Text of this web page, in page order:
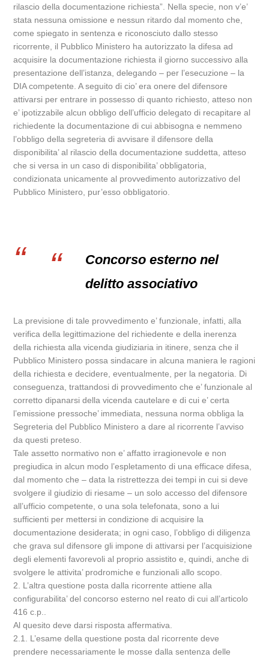
rilascio della documentazione richiesta”. Nella specie, non v’e’
stata nessuna omissione e nessun ritardo dal momento che,
come spiegato in sentenza e riconosciuto dallo stesso
ricorrente, il Pubblico Ministero ha autorizzato la difesa ad
acquisire la documentazione richiesta il giorno successivo alla
presentazione dell’istanza, delegando – per l’esecuzione – la
DIA competente. A seguito di cio’ era onere del difensore
attivarsi per entrare in possesso di quanto richiesto, atteso non
e’ ipotizzabile alcun obbligo dell’ufficio delegato di recapitare al
richiedente la documentazione di cui abbisogna e nemmeno
l’obbligo della segreteria di avvisare il difensore della
disponibilita’ al rilascio della documentazione suddetta, atteso
che si versa in un caso di disponibilita’ obbligatoria,
condizionata unicamente al provvedimento autorizzativo del
Pubblico Ministero, pur’esso obbligatorio.
Concorso esterno nel
delitto associativo
La previsione di tale provvedimento e’ funzionale, infatti, alla
verifica della legittimazione del richiedente e della inerenza
della richiesta alla vicenda giudiziaria in itinere, senza che il
Pubblico Ministero possa sindacare in alcuna maniera le ragioni
della richiesta e decidere, eventualmente, per la negatoria. Di
conseguenza, trattandosi di provvedimento che e’ funzionale al
corretto dipanarsi della vicenda cautelare e di cui e’ certa
l’emissione pressoche’ immediata, nessuna norma obbliga la
Segreteria del Pubblico Ministero a dare al ricorrente l’avviso
da questi preteso.
Tale assetto normativo non e’ affatto irragionevole e non
pregiudica in alcun modo l’espletamento di una efficace difesa,
dal momento che – data la ristrettezza dei tempi in cui si deve
svolgere il giudizio di riesame – un solo accesso del difensore
all’ufficio competente, o una sola telefonata, sono a lui
sufficienti per mettersi in condizione di acquisire la
documentazione desiderata; in ogni caso, l’obbligo di diligenza
che grava sul difensore gli impone di attivarsi per l’acquisizione
degli elementi favorevoli al proprio assistito e, quindi, anche di
svolgere le attivita’ prodromiche e funzionali allo scopo.
2. L’altra questione posta dalla ricorrente attiene alla
configurabilita’ del concorso esterno nel reato di cui all’articolo
416 c.p..
Al quesito deve darsi risposta affermativa.
2.1. L’esame della questione posta dal ricorrente deve
prendere necessariamente le mosse dalla sentenza delle